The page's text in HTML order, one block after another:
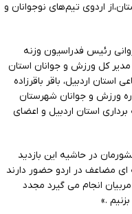
اردوی تیم‌های نوجوانان و
رئیس فدراسیون وزنه
مدیر کل ورزش و جوانان استان
استان اردبیل، باقر باقرزاده
ورزش و جوانان شهرستان
استان اردبیل و اعضای
در حاشیه این بازدید
ای مضاعف در اردو حضور دارند
انجام می گیرد مجدد
.»